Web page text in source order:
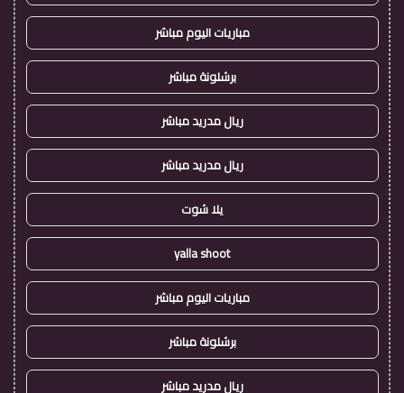
مباريات اليوم مباشر
برشلونة مباشر
ريال مدريد مباشر
ريال مدريد مباشر
يلا شوت
yalla shoot
مباريات اليوم مباشر
برشلونة مباشر
ريال مدريد مباشر